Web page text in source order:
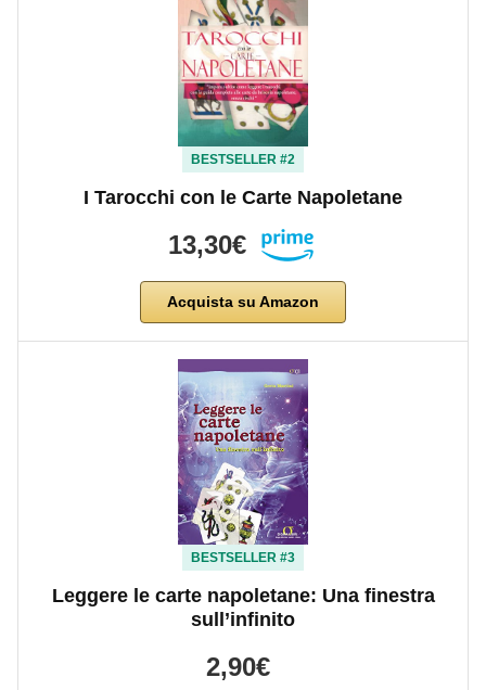
BESTSELLER #2
I Tarocchi con le Carte Napoletane
13,30€
Acquista su Amazon
BESTSELLER #3
Leggere le carte napoletane: Una finestra
sull’infinito
2,90€